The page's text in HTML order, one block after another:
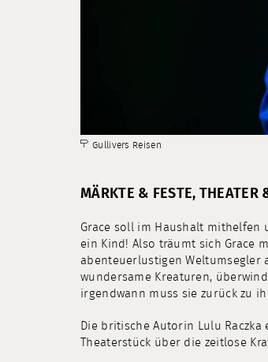
Gullivers Reisen
MÄRKTE & FESTE, THEATER
Grace soll im Haushalt mithelfen
ein Kind! Also träumt sich Grace
abenteuerlustigen Weltumsegler
wundersame Kreaturen,
irgendwann muss sie zurück zu
Die britische Autorin Lulu
Theaterstück über die zeitlose